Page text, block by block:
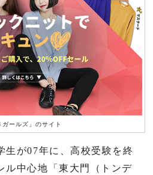
ガールズ」のサイト
が07年に、高校受験を終
ル中心地「東大門（トンデ